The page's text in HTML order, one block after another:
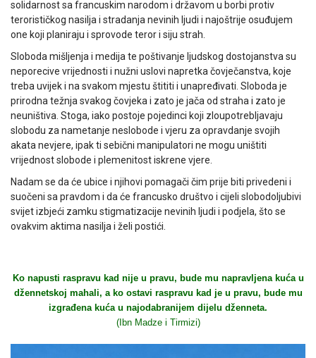
solidarnost sa francuskim narodom i državom u borbi protiv
terorističkog nasilja i stradanja nevinih ljudi i najoštrije osuđujem
one koji planiraju i sprovode teror i siju strah.
Sloboda mišljenja i medija te poštivanje ljudskog dostojanstva su
neporecive vrijednosti i nužni uslovi napretka čovječanstva, koje
treba uvijek i na svakom mjestu štititi i unapređivati. Sloboda je
prirodna težnja svakog čovjeka i zato je jača od straha i zato je
neuništiva. Stoga, iako postoje pojedinci koji zloupotrebljavaju
slobodu za nametanje neslobode i vjeru za opravdanje svojih
akata nevjere, ipak ti sebični manipulatori ne mogu uništiti
vrijednost slobode i plemenitost iskrene vjere.
Nadam se da će ubice i njihovi pomagači čim prije biti privedeni i
suočeni sa pravdom i da će francusko društvo i cijeli slobodoljubivi
svijet izbjeći zamku stigmatizacije nevinih ljudi i podjela, što se
ovakvim aktima nasilja i želi postići.
Ko napusti raspravu kad nije u pravu, bude mu napravljena kuća u
džennetskoj mahali, a ko ostavi raspravu kad je u pravu, bude mu
izgrađena kuća u najodabranijem dijelu dženneta.
(Ibn Madze i Tirmizi)